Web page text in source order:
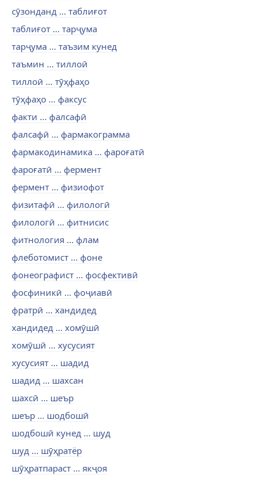
сӯзонданд ... таблиғот
таблиғот ... тарҷума
тарҷума ... таъзим кунед
таъмин ... тиллоӣ
тиллоӣ ... тӯҳфаҳо
тӯҳфаҳо ... факсус
факти ... фалсафӣ
фалсафӣ ... фармакограмма
фармакодинамика ... фароғатӣ
фароғатӣ ... фермент
фермент ... физиофот
физитафӣ ... филологӣ
филологӣ ... фитнисис
фитнология ... флам
флеботомист ... фоне
фонеографист ... фосфективӣ
фосфиникӣ ... фоҷиавӣ
фратрӣ ... хандидед
хандидед ... хомӯшӣ
хомӯшӣ ... хусусият
хусусият ... шадид
шадид ... шахсан
шахсӣ ... шеър
шеър ... шодбошӣ
шодбошӣ кунед ... шуд
шуд ... шӯҳратёр
шӯҳратпараст ... якҷоя